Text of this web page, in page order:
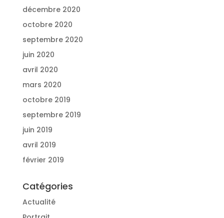
décembre 2020
octobre 2020
septembre 2020
juin 2020
avril 2020
mars 2020
octobre 2019
septembre 2019
juin 2019
avril 2019
février 2019
Catégories
Actualité